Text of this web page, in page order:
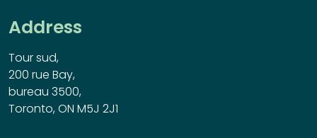
Address
Tour sud,
200 rue Bay,
bureau 3500,
Toronto, ON M5J 2J1